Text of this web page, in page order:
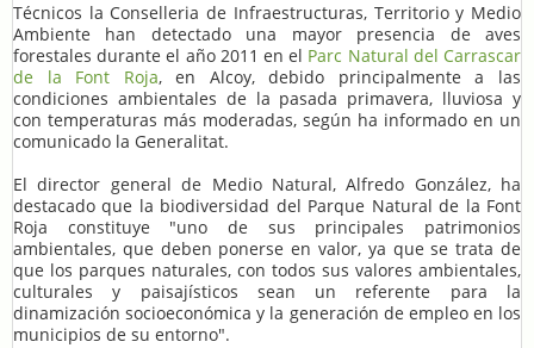
Técnicos la Conselleria de Infraestructuras, Territorio y Medio
Ambiente han detectado una mayor presencia de aves
forestales durante el año 2011 en el Parc Natural del Carrascar
de la Font Roja, en Alcoy, debido principalmente a las
condiciones ambientales de la pasada primavera, lluviosa y
con temperaturas más moderadas, según ha informado en un
comunicado la Generalitat.
El director general de Medio Natural, Alfredo González, ha
destacado que la biodiversidad del Parque Natural de la Font
Roja constituye "uno de sus principales patrimonios
ambientales, que deben ponerse en valor, ya que se trata de
que los parques naturales, con todos sus valores ambientales,
culturales y paisajísticos sean un referente para la
dinamización socioeconómica y la generación de empleo en los
municipios de su entorno".